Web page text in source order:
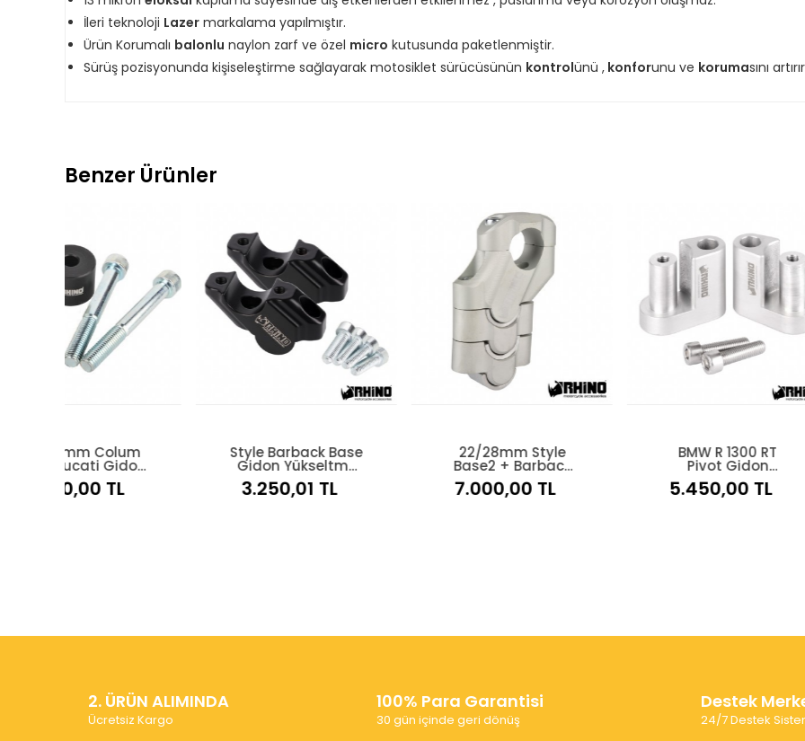
İleri teknoloji Lazer markalama yapılmıştır.
Ürün Korumalı balonlu naylon zarf ve özel micro kutusunda paketlenmiştir.
Sürüş pozisyonunda kişiseleştirme sağlayarak motosiklet sürücüsünün kontrolünü , konforunu ve korumasını artırır
Benzer Ürünler
Style Barback Base
Gidon Yükseltme
Yamaha Tracer 9
3.250,01 TL
22/28mm Style
Base2 + Barback
Gidon Yükseltme
7.000,00 TL
BMW R 1300 RT
Pivot Gidon
5.450,00 TL
22/
2. ÜRÜN ALIMINDA
Ücretsiz Kargo
100% Para Garantisi
30 gün içinde geri dönüş
Destek
24/7 Destek